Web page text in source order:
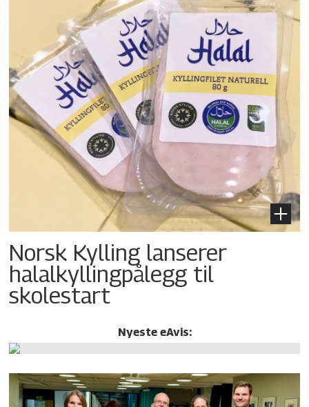
Norsk Kylling lanserer
halalkylling­pålegg til
skolestart
Nyeste eAvis: